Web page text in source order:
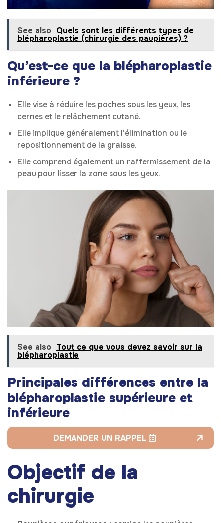
See also Quels sont les différents types de
blépharoplastie (chirurgie des paupières) ?
Qu’est-ce que la blépharoplastie
inférieure ?
Elle vise à réduire les poches sous les yeux, les
cernes et le relâchement cutané.
Elle implique généralement l’élimination ou le
repositionnement de la graisse.
Elle comprend également un raffermissement de la
peau pour lisser la zone sous les yeux.
See also Tout ce que vous devez savoir sur la
blépharoplastie
Principales différences entre la
blépharoplastie supérieure et
inférieure
DEMANDER UN RAPPEL
Objectif de la
chirurgie